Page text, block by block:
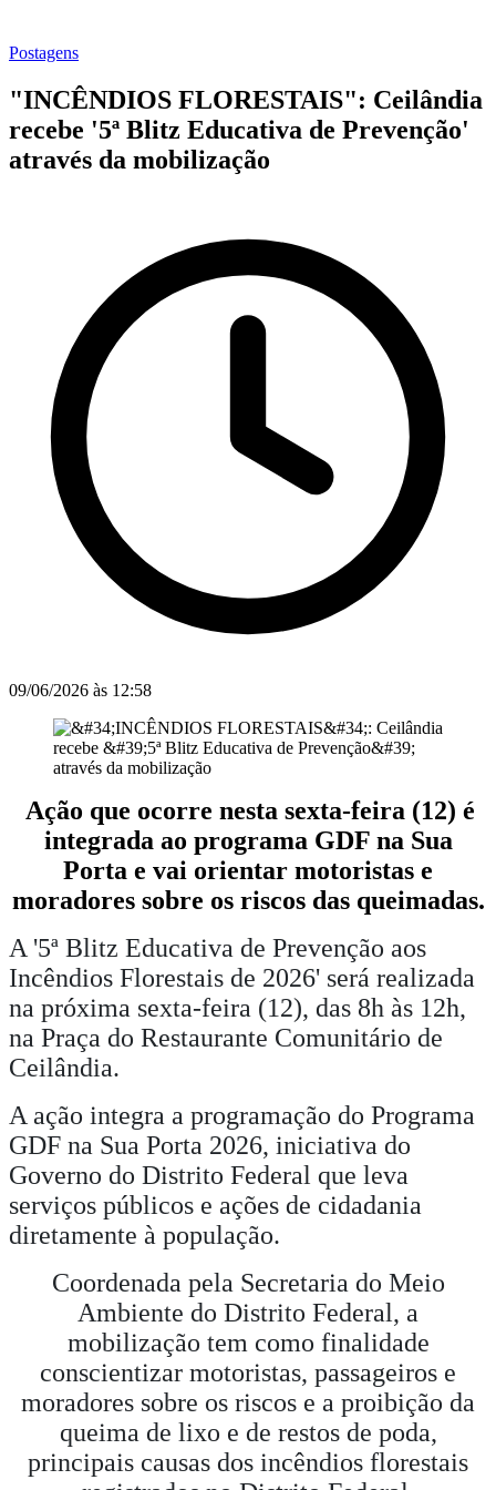
Postagens
"INCÊNDIOS FLORESTAIS": Ceilândia
recebe '5ª Blitz Educativa de Prevenção'
através da mobilização
09/06/2026 às 12:58
Ação que ocorre nesta sexta-feira (12) é
integrada ao programa GDF na Sua
Porta e vai orientar motoristas e
moradores sobre os riscos das queimadas.
A '5ª Blitz Educativa de Prevenção aos
Incêndios Florestais de 2026' será realizada
na próxima sexta-feira (12), das 8h às 12h,
na Praça do Restaurante Comunitário de
Ceilândia.
A ação integra a programação do Programa
GDF na Sua Porta 2026, iniciativa do
Governo do Distrito Federal que leva
serviços públicos e ações de cidadania
diretamente à população.
Coordenada pela Secretaria do Meio
Ambiente do Distrito Federal, a
mobilização tem como finalidade
conscientizar motoristas, passageiros e
moradores sobre os riscos e a proibição da
queima de lixo e de restos de poda,
principais causas dos incêndios florestais